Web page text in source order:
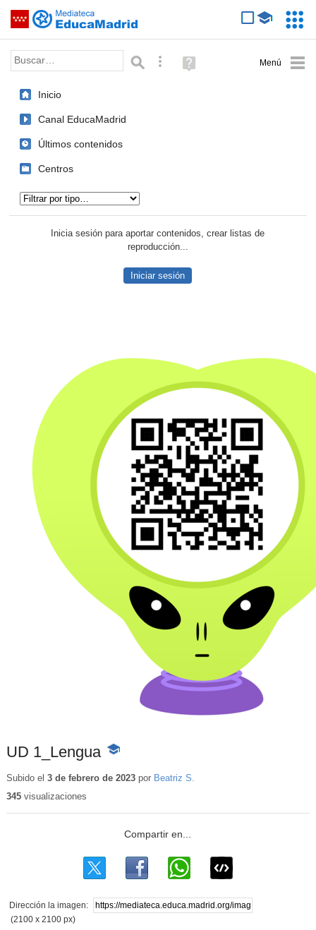
Saltar navegación
Palabra o frase: Búsqueda avanzada
Ayuda
(en
Inicio
Canal EducaMadrid
Últimos contenidos
Centros
Inicia sesión para aportar contenidos, crear listas de
reproducción...
Iniciar sesión
UD 1_Lengua -
educativo
Subido el 3 de febrero de 2023por Beatriz S.
345visualizaciones
Dirección la imagen:
(2100 x 2100 px)